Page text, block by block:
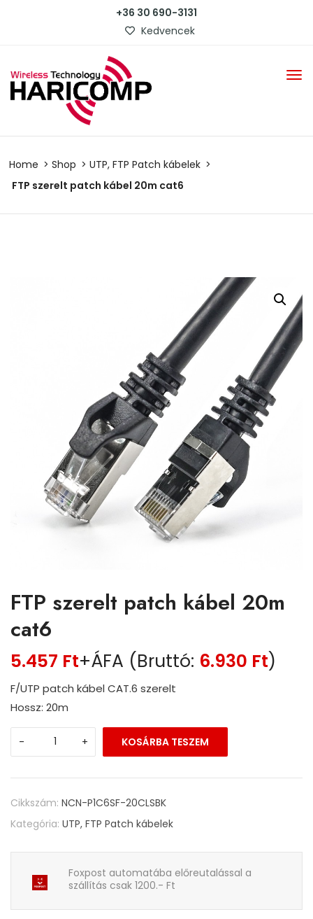
+36 30 690-3131
Kedvencek
Home Shop
UTP, FTP Patch kábelek
FTP szerelt patch kábel 20m cat6
FTP szerelt patch kábel 20m
cat6
5.457 Ft+ÁFA (Bruttó: 6.930 Ft)
F/UTP patch kábel CAT.6 szerelt
Hossz: 20m
- + KOSÁRBA TESZEM
Cikkszám: NCN-P1C6SF-20CLSBK
Kategória: UTP, FTP Patch kábelek
Foxpost automatába előreutalással a
szállítás csak 1200.- Ft